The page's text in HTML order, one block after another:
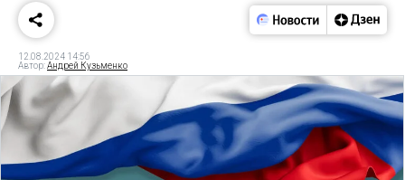
12.08.2024 14:56
Автор:Андрей Кузьменко